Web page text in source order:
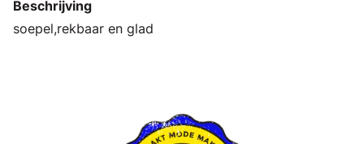
Beschrijving
soepel,rekbaar en glad